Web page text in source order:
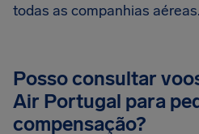
todas as companhias aéreas.
Posso consultar
Air Portugal para
compensação?